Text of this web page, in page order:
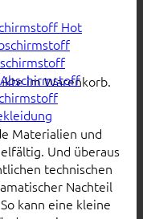
im Warenkorb.
Abschirmstoff
Materialien und
Und überaus
technischen
Nachteil
kann eine kleine